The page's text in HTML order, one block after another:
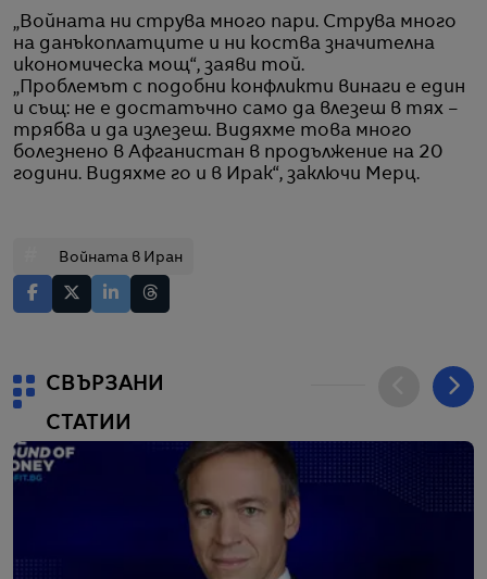
„Войната ни струва много пари. Струва много
на данъкоплатците и ни коства значителна
икономическа мощ“, заяви той.
„Проблемът с подобни конфликти винаги е един
и същ: не е достатъчно само да влезеш в тях –
трябва и да излезеш. Видяхме това много
болезнено в Афганистан в продължение на 20
години. Видяхме го и в Ирак“, заключи Мерц.
Войната в Иран
СВЪРЗАНИ
СТАТИИ